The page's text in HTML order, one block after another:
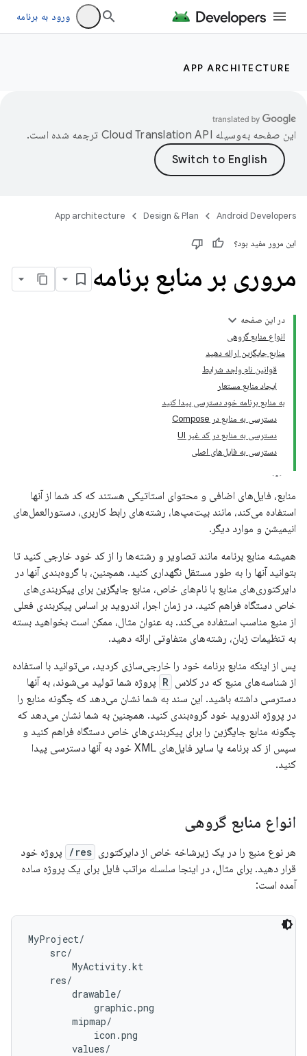
ورود به برنامه
APP ARCHITECTURE
این صفحه به‌وسیله ترجمه شده است.
Android Developers
Design & Plan
App architecture
این مرور مفید بود؟
مروری بر منابع برنامه
در این صفحه
انواع منابع گروهی
منابع جایگزین ارائه دهید
قوانین نام واجد شرایط
ایجاد منابع مستعار
به منابع برنامه خود دسترسی پیدا کنید
دسترسی به منابع در Compose
دسترسی به منابع در کد غیر UI
دسترسی به فایل‌های اصلی
منابع، فایل‌های اضافی و محتوای استاتیکی هستند که کد شما از آنها
استفاده می‌کند، مانند بیت‌مپ‌ها، رشته‌های رابط کاربری، دستورالعمل‌های
انیمیشن و موارد دیگر.
همیشه منابع برنامه مانند تصاویر و رشته‌ها را از کد خود خارجی کنید تا
بتوانید آنها را به طور مستقل نگهداری کنید. همچنین، با گروه‌بندی آنها در
دایرکتوری‌های منابع با نام‌های خاص، منابع جایگزین برای پیکربندی‌های
خاص دستگاه فراهم کنید. در زمان اجرا، اندروید بر اساس پیکربندی فعلی
از منبع مناسب استفاده می‌کند. به عنوان مثال، ممکن است بخواهید بسته
به تنظیمات زبان، رشته‌های متفاوتی ارائه دهید.
پس از اینکه منابع برنامه خود را خارجی‌سازی کردید، می‌توانید با استفاده
از شناسه‌های منبع که در کلاس R پروژه شما تولید می‌شوند، به آنها
دسترسی داشته باشید. این سند به شما نشان می‌دهد که چگونه منابع را
در پروژه اندروید خود گروه‌بندی کنید. همچنین به شما نشان می‌دهد که
چگونه منابع جایگزین را برای پیکربندی‌های خاص دستگاه فراهم کنید و
سپس از کد برنامه یا سایر فایل‌های XML خود به آنها دسترسی پیدا
کنید.
انواع منابع گروهی
هر نوع منبع را در یک زیرشاخه خاص از دایرکتوری res/
پروژه خود
قرار دهید. برای مثال، در اینجا سلسله مراتب فایل برای یک پروژه ساده
آمده است:
MyProject/
    src/
        MyActivity.kt
    res/
        drawable/
            graphic.png
        mipmap/
            icon.png
        values/